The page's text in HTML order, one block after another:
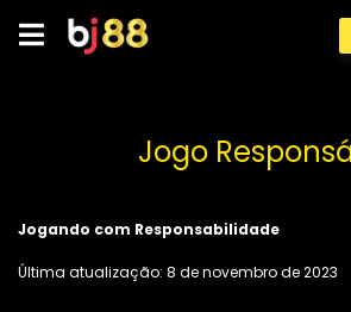
content
Jogo
Jogando com Responsabilidade
Última atualização: 8 de novembro de 2023